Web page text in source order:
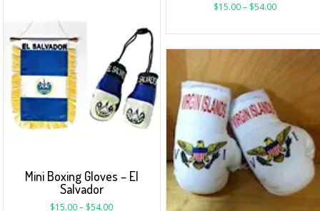
$15.00– $54.00
Mini Boxing Gloves – El
Salvador
$15.00– $54.00